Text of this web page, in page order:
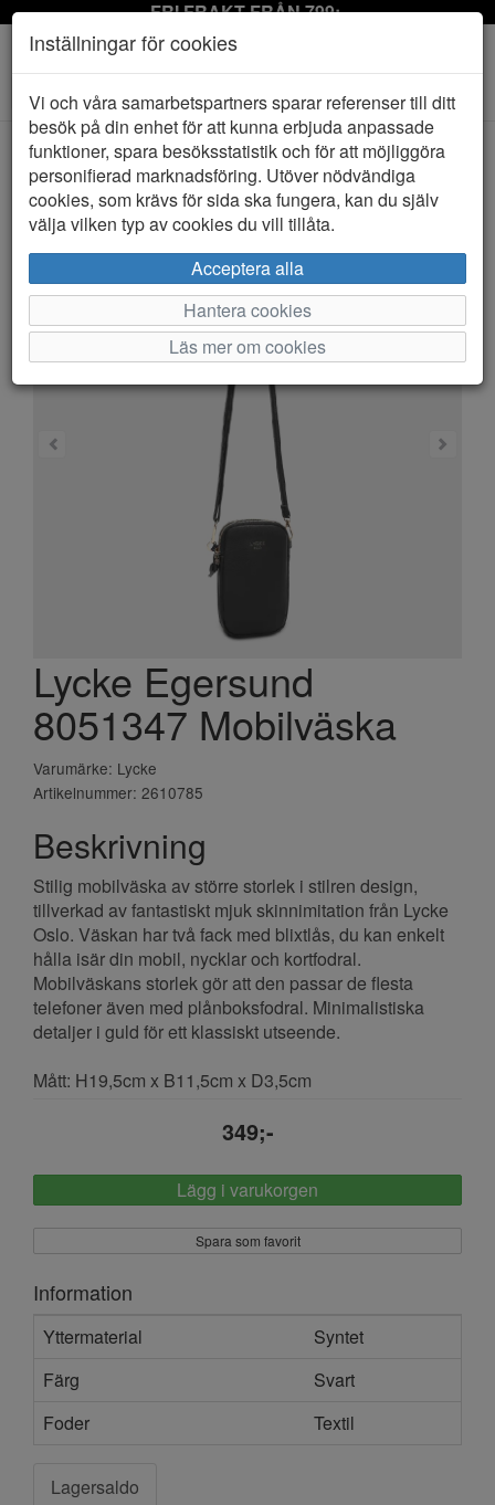
FRI FRAKT FRÅN 799:-
Toggle
navigation
HEM LYCKE
Lycke Egersund
8051347 Mobilväska
Varumärke: Lycke
Artikelnummer: 2610785
Beskrivning
Stilig mobilväska av större storlek i stilren design,
tillverkad av fantastiskt mjuk skinnimitation från Lycke
Oslo. Väskan har två fack med blixtlås, du kan enkelt
hålla isär din mobil, nycklar och kortfodral.
Mobilväskans storlek gör att den passar de flesta
telefoner även med plånboksfodral. Minimalistiska
detaljer i guld för ett klassiskt utseende.
Mått: H19,5cm x B11,5cm x D3,5cm
349;-
Lägg i varukorgen
Spara som favorit
Information
Yttermaterial
Syntet
Färg
Svart
Foder
Textil
Lagersaldo
Inställningar för cookies
Vi och våra samarbetspartners sparar referenser till ditt
besök på din enhet för att kunna erbjuda anpassade
funktioner, spara besöksstatistik och för att möjliggöra
personifierad marknadsföring. Utöver nödvändiga
cookies, som krävs för sida ska fungera, kan du själv
välja vilken typ av cookies du vill tillåta.
Acceptera alla
Hantera cookies
Läs mer om cookies